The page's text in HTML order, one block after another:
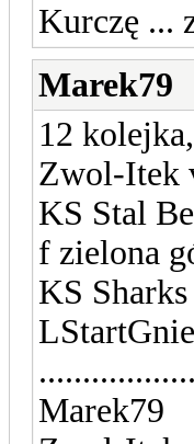
Kurczę ...
Marek79
12
Zwol-Itek
KS Stal
f zielona
KS
Marek79